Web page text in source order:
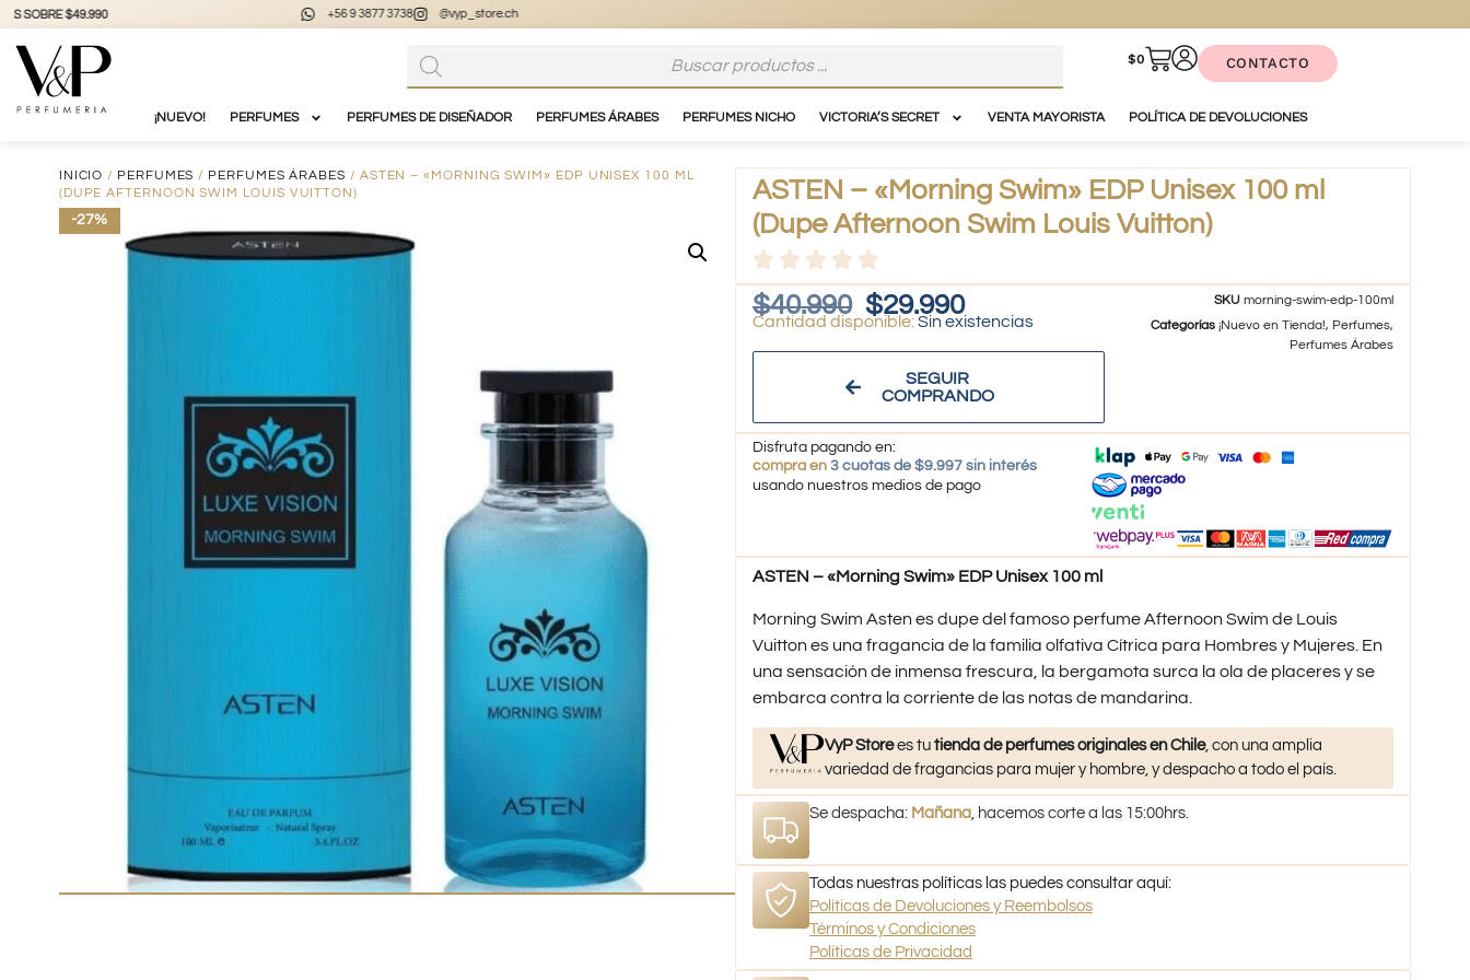
+56 9 3877 3738 vypstore.cl
$0 CONTACTO
¡NUEVO! PERFUMES PERFUMES DE DISEÑADOR PERFUMES ÁRABES PERFUMES NICHO VICTORIA’S SECRET VENTA MAYORISTA POLÍTICA DE DEVOLUCIONES
INICIO / PERFUMES / PERFUMES ÁRABES / ASTEN – «MORNING SWIM» EDP UNISEX 100 ML
(DUPE AFTERNOON SWIM LOUIS VUITTON)
-27%
ASTEN – «Morning Swim» EDP Unisex 100 ml
(Dupe Afternoon Swim Louis Vuitton)
$40.990 $29.990
Sin existencias
SEGUIR
COMPRANDO
SKUmorning-swim-edp-100ml
Categorías ¡Nuevo en Tienda!, Perfumes,
Perfumes Árabes
Disfruta pagando en:
compra en 3 cuotas de $9.997 sin interés
usando nuestros medios de pago
ASTEN – «Morning Swim» EDP Unisex 100 ml
Morning Swim Asten es dupe del famoso perfume Afternoon Swim de Louis
Vuitton es una fragancia de la familia olfativa Cítrica para Hombres y Mujeres. En
una sensación de inmensa frescura, la bergamota surca la ola de placeres y se
embarca contra la corriente de las notas de mandarina.
VyP Storees tutienda de perfumes originales en Chile, con una amplia
variedad de fragancias para mujer y hombre, y despacho a todo el país.
Se despacha: Mañana , hacemos corte a las 15:00hrs.
Todas nuestras políticas las puedes consultar aquí:
Políticas de Devoluciones y Reembolsos
Términos y Condiciones
Políticas de Privacidad